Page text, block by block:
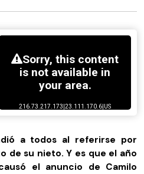
a todos al referirse por
de su nieto. Y es que el año
el anuncio de Camilo